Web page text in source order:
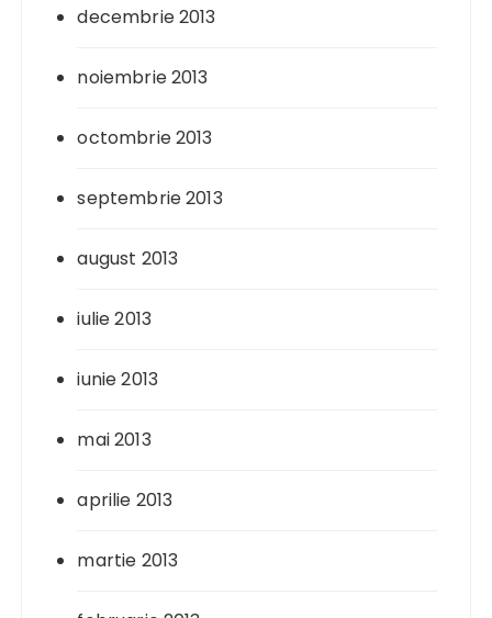
decembrie 2013
noiembrie 2013
octombrie 2013
septembrie 2013
august 2013
iulie 2013
iunie 2013
mai 2013
aprilie 2013
martie 2013